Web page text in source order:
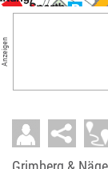
Anzeigen